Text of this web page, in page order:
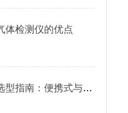
体检测仪的优点
硫化氢检测仪选型指南：便携式与固定式怎么选？逸云天自研方案给出答案